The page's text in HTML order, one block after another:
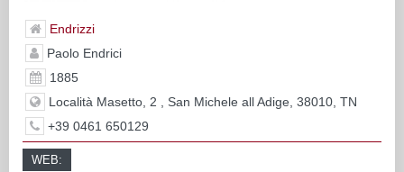
Endrizzi
Paolo Endrici
1885
Località Masetto, 2 , San Michele all Adige, 38010, TN
+39 0461 650129
WEB: